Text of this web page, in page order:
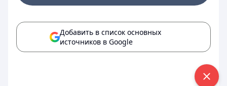
Добавить в список основных
источников в Google